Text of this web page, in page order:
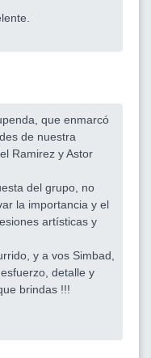
que enmarcó
de nuestra
Ramirez y Astor
del grupo, no
la importancia y el
artísticas y
y a vos Simbad,
detalle y
brindas !!!